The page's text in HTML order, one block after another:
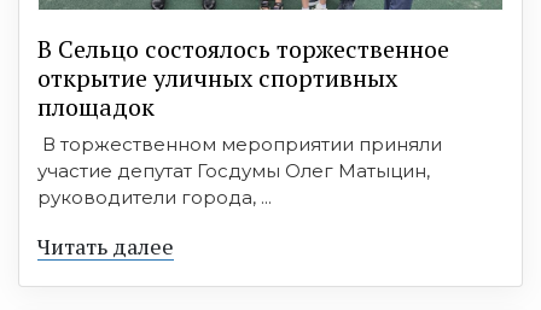
В Сельцо состоялось торжественное
открытие уличных спортивных
площадок
В торжественном мероприятии приняли
участие депутат Госдумы Олег Матыцин,
руководители города, ...
Читать далее